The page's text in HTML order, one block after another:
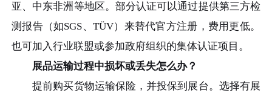
亚、中东非洲等地区。部分认证可以通过提供第三方检
测报告（如SGS、TÜV）来替代官方注册，费用更低。
也可加入行业联盟或参加政府组织的集体认证项目。
展品运输过程中损坏或丢失怎么办？
提前购买货物运输保险，并投保到展台。选择有展